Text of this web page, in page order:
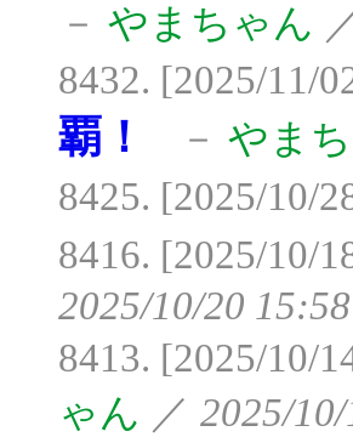
－ やまちゃん
8432. [2025/11/
覇！
－ やま
8425. [2025/10/
8416. [2025/10/
2025/10/20 15:58
8413. [2025/10/
ゃん ／ 2025/